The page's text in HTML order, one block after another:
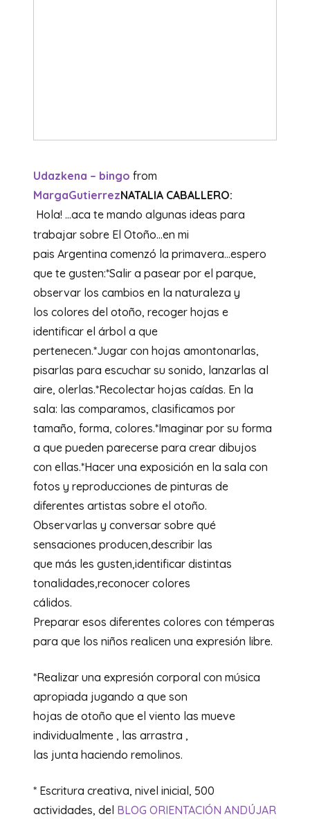
Udazkena – bingo from
MargaGutierrezNATALIA CABALLERO:
Hola! …aca te mando algunas ideas para
trabajar sobre El Otoño…en mi
pais Argentina comenzó la primavera…espero
que te gusten:*Salir a pasear por el parque,
observar los cambios en la naturaleza y
los colores del otoño, recoger hojas e
identificar el árbol a que
pertenecen.*Jugar con hojas amontonarlas,
pisarlas para escuchar su sonido, lanzarlas al
aire, olerlas.*Recolectar hojas caídas. En la
sala: las comparamos, clasificamos por
tamaño, forma, colores.*Imaginar por su forma
a que pueden parecerse para crear dibujos
con ellas.*Hacer una exposición en la sala con
fotos y reproducciones de pinturas de
diferentes artistas sobre el otoño.
Observarlas y conversar sobre qué
sensaciones producen,describir las
que más les gusten,identificar distintas
tonalidades,reconocer colores
cálidos.
Preparar esos diferentes colores con témperas
para que los niños realicen una expresión libre.
*Realizar una expresión corporal con música
apropiada jugando a que son
hojas de otoño que el viento las mueve
individualmente , las arrastra ,
las junta haciendo remolinos.
* Escritura creativa, nivel inicial, 500
actividades, del BLOG ORIENTACIÓN ANDÚJAR